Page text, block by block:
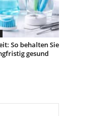
So behalten Sie
gesund